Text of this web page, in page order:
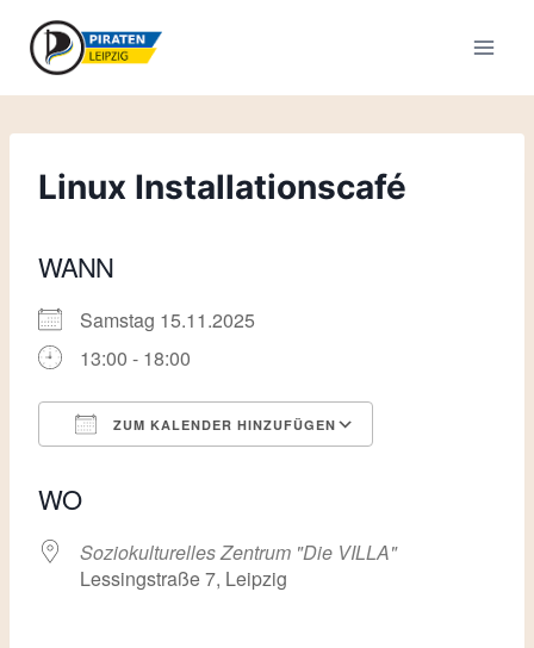
Inhalt
springen
Linux Installationscafé
WANN
Samstag 15.11.2025
13:00 - 18:00
ZUM KALENDER HINZUFÜGEN
WO
Soziokulturelles Zentrum "Die VILLA"
Lessingstraße 7, Leipzig